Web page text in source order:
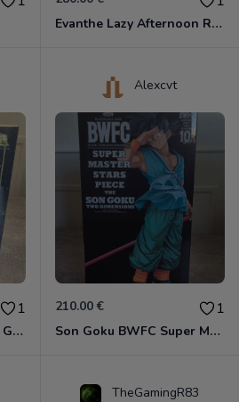
Evanthe Lazy Afternoon Red Pride of Eden
1
Myth Cloth EX Saga des Gémeaux
Alexcvt
210.00 € 1
Son Goku BWFC Super Master Stars
TheGamingR83